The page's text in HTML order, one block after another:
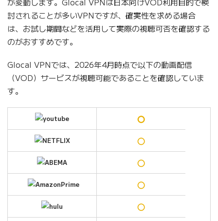
討されることが多いVPNですが、確実性を求める場合
は、お試し期間などを活用して実際の視聴可否を確認する
のがおすすめです。
Glocal VPNでは、2026年4月時点で以下の動画配信
（VOD）サービスが視聴可能であることを確認していま
す。
○
○
○
○
○